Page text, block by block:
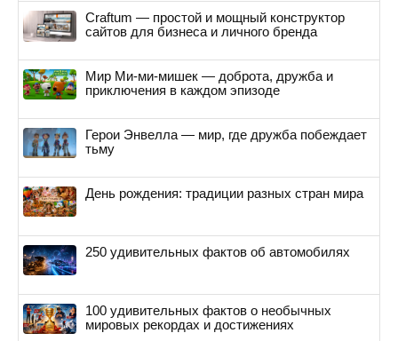
Craftum — простой и мощный конструктор
сайтов для бизнеса и личного бренда
Мир Ми-ми-мишек — доброта, дружба и
приключения в каждом эпизоде
Герои Энвелла — мир, где дружба побеждает
тьму
День рождения: традиции разных стран мира
250 удивительных фактов об автомобилях
100 удивительных фактов о необычных
мировых рекордах и достижениях